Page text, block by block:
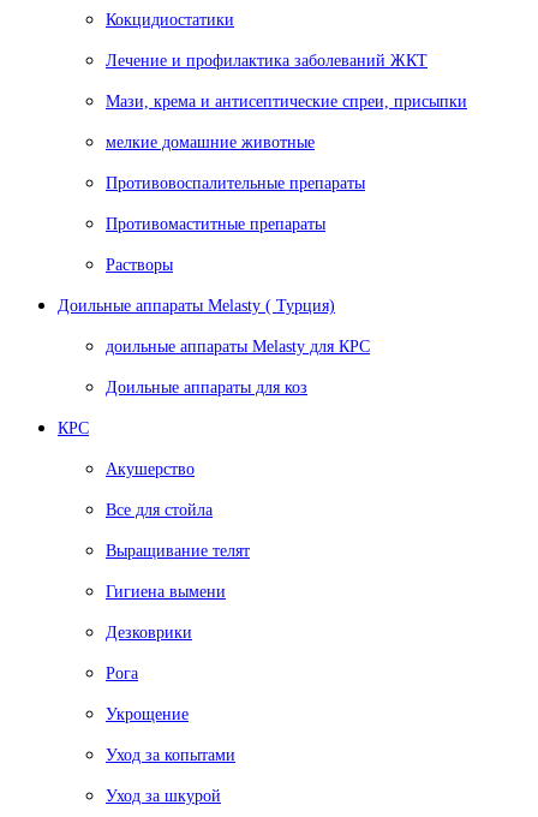
Кокцидиостатики
Лечение и профилактика заболеваний ЖКТ
Мази, крема и антисептические спреи, присыпки
мелкие домашние животные
Противовоспалительные препараты
Противомаститные препараты
Растворы
Доильные аппараты Melasty ( Турция)
доильные аппараты Melasty для КРС
Доильные аппараты для коз
КРС
Акушерство
Все для стойла
Выращивание телят
Гигиена вымени
Дезковрики
Рога
Укрощение
Уход за копытами
Уход за шкурой